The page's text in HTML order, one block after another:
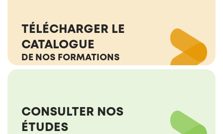
TÉLÉCHARGER LE
CATALOGUE
DE NOS FORMATIONS
CONSULTER NOS
ÉTUDES